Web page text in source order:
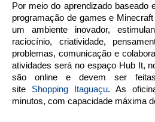
Por meio do aprendizado baseado
programação de games e
um ambiente inovador,
raciocínio, criatividade,
problemas, comunicação e
atividades será no espaço Hub It,
são online e devem ser feitas
site Shopping Itaguaçu. As
minutos, com capacidade máxima